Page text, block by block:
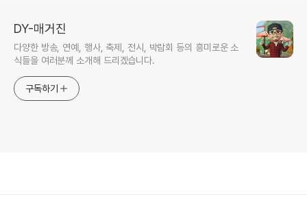
DY-매거진
다양한 방송, 연예, 행사, 축제, 전시, 박람회 등의 흥미로운 소
식들을 여러분께 소개해 드리겠습니다.
구독하기